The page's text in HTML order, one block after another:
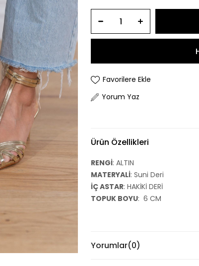
Favorilere Ekle
Yorum Yaz
Ürün Özellikleri
RENGİ: ALTIN
MATERYALİ: Suni Deri
İÇ ASTAR: HAKİKİ DERİ
TOPUK BOYU: 6 CM
Yorumlar(0)